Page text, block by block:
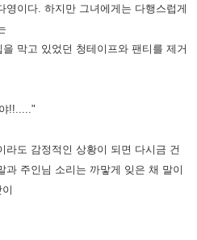
영이다. 하지만 그녀에게는 다행스럽게
을 막고 있었던 청테이프와 팬티를 제거
!!....."
라도 감정적인 상황이 되면 다시금 건
과 주인님 소리는 까맣게 잊은 채 말이